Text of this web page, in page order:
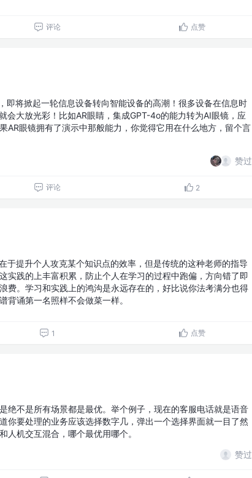
评论 点赞
即将掀起一轮信息设备转向智能设备的高潮！很多设备在信息时
会大放光彩！比如AR眼睛，集成GPT-4o的能力转为AI眼镜，应
AR眼镜拥有了演示中那般能力，你觉得它用在什么地方，留个言
赞过
评论 2
于提升个人攻克某个知识点的效率，但是传统的这种老师的指导
实践的上丰富积累，防止个人在学习的过程中跑偏，方向错了即
费。学习和实践上的鸿沟是永远存在的，好比说你法考满分也得
背诵第一名照样不会做菜一样。
1 点赞
绝不是所有场景都是最优。举个例子，现在的客服电话就是语音
你要处理的业务应该选择数字几，弹出一个选择界面就一目了然
人机交互混合，哪个最优用哪个。
赞过